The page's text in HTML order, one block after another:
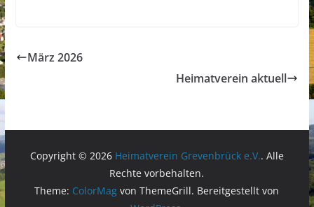
März 2026
Heimatverein aktuell
Copyright © 2026 Heimatverein Grevenbrück e.V.. Alle
Rechte vorbehalten.
Theme: ColorMag von ThemeGrill. Bereitgestellt von